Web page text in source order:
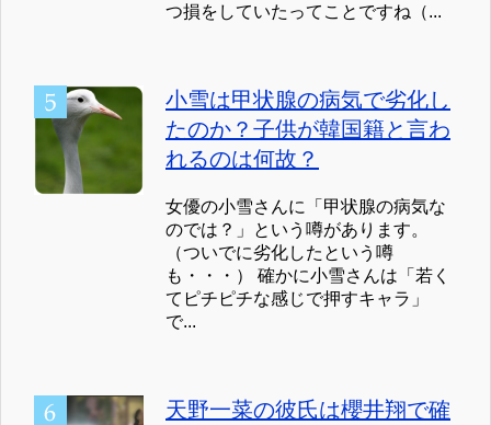
つ損をしていたってことですね（...
小雪は甲状腺の病気で劣化し
たのか？子供が韓国籍と言わ
れるのは何故？
女優の小雪さんに「甲状腺の病気な
のでは？」という噂があります。
（ついでに劣化したという噂
も・・・） 確かに小雪さんは「若く
てピチピチな感じで押すキャラ」
で...
天野一菜の彼氏は櫻井翔で確